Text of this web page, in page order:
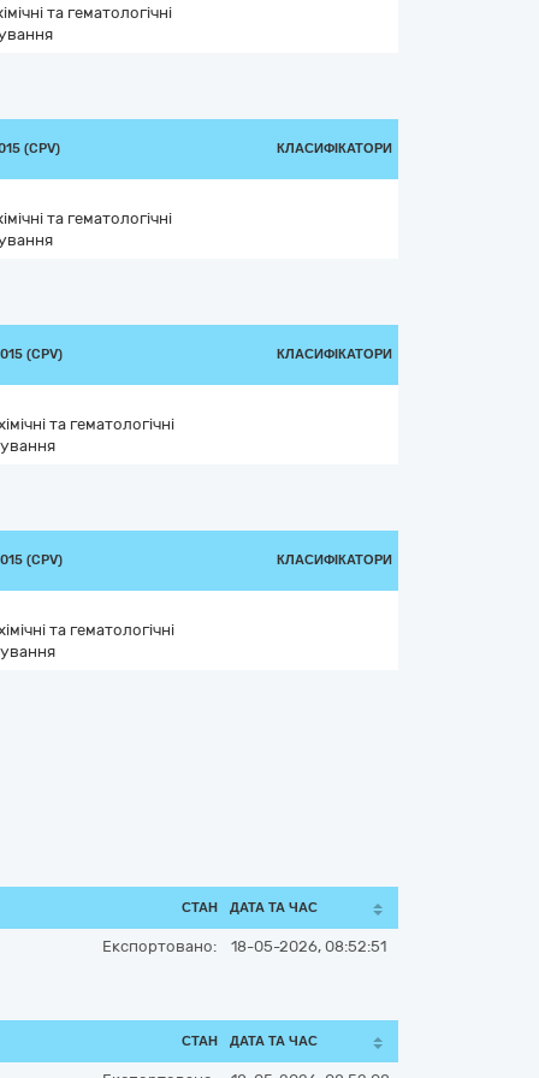
та гематологічні
(CPV) КЛАСИФІКАТОРИ
та гематологічні
(CPV) КЛАСИФІКАТОРИ
та гематологічні
(CPV) КЛАСИФІКАТОРИ
та гематологічні
СТАН ДАТА ТА ЧАС
Експортовано: 18-05-2026, 08:52:51
СТАН ДАТА ТА ЧАС